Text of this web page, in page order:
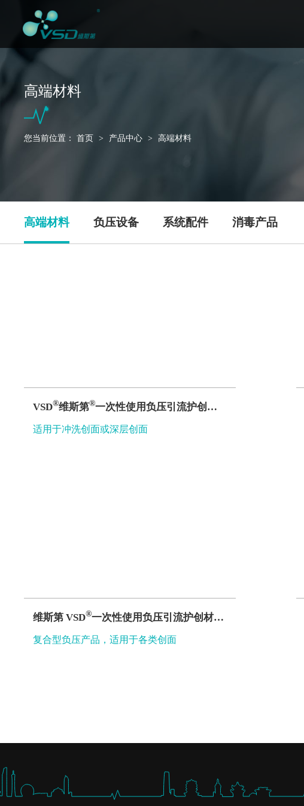
高端材料
您当前位置：首页 > 产品中心 > 高端材料
高端材料 负压设备 系统配件 消毒产品
VSD​​​​​​​​​​​​​​®维斯第®一次性使用负压引流护创材料（引流管套装）A型
适用于冲洗创面或深层创面
维斯第 VSD®一次性使用负压引流护创材料（引流管套装）D型
复合型负压产品，适用于各类创面